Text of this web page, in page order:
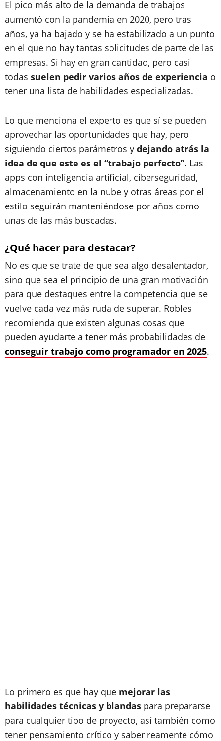
El pico más alto de la demanda de trabajos
aumentó con la pandemia en 2020, pero tras
años, ya ha bajado y se ha estabilizado a un punto
en el que no hay tantas solicitudes de parte de las
empresas. Si hay en gran cantidad, pero casi
todas suelen pedir varios años de experiencia o
tener una lista de habilidades especializadas.
Lo que menciona el experto es que sí se pueden
aprovechar las oportunidades que hay, pero
siguiendo ciertos parámetros y dejando atrás la
idea de que este es el “trabajo perfecto”. Las
apps con inteligencia artificial, ciberseguridad,
almacenamiento en la nube y otras áreas por el
estilo seguirán manteniéndose por años como
unas de las más buscadas.
¿Qué hacer para destacar?
No es que se trate de que sea algo desalentador,
sino que sea el principio de una gran motivación
para que destaques entre la competencia que se
vuelve cada vez más ruda de superar. Robles
recomienda que existen algunas cosas que
pueden ayudarte a tener más probabilidades de
conseguir trabajo como programador en 2025.
Lo primero es que hay que mejorar las
habilidades técnicas y blandas para prepararse
para cualquier tipo de proyecto, así también como
tener pensamiento crítico y saber reamente cómo